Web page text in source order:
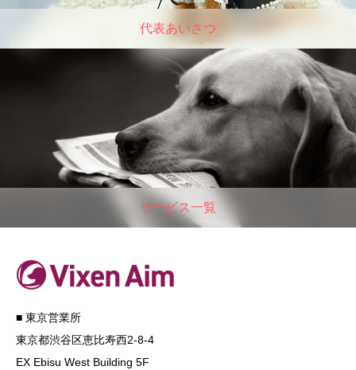
代表あいさつ
サービス一覧
■ 東京営業所
東京都渋谷区恵比寿西2-8-4
EX Ebisu West Building 5F